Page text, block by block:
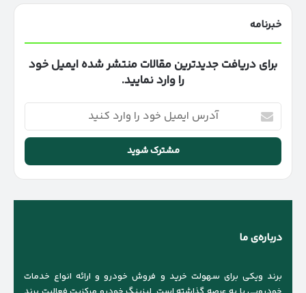
خبرنامه
برای دریافت جدیدترین مقالات منتشر شده ایمیل خود
را وارد نمایید.
آدرس
ایمیل
خود
وارد
کنید
درباره‌ی ما
برند ویکی برای سهولت خرید و فروش خودرو و ارائه انواع خدمات